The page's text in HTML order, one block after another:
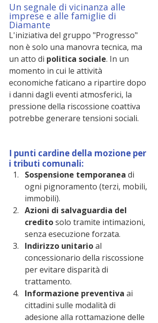
Un segnale di vicinanza alle
imprese e alle famiglie di
Diamante
L'iniziativa del gruppo "Progresso"
non è solo una manovra tecnica, ma
un atto di politica sociale. In un
momento in cui le attività
economiche faticano a ripartire dopo
i danni dagli eventi atmosferici, la
pressione della riscossione coattiva
potrebbe generare tensioni sociali.
I punti cardine della mozione per
i tributi comunali:
Sospensione temporanea di
ogni pignoramento (terzi, mobili,
immobili).
Azioni di salvaguardia del
credito solo tramite intimazioni,
senza esecuzione forzata.
Indirizzo unitario al
concessionario della riscossione
per evitare disparità di
trattamento.
Informazione preventiva ai
cittadini sulle modalità di
adesione alla rottamazione delle